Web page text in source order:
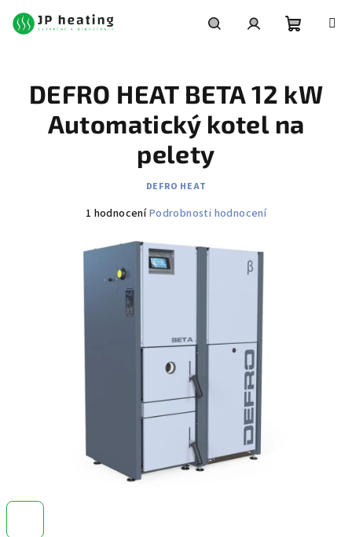
obsah
košík
DEFRO HEAT BETA 12 kW
Automatický kotel na
pelety
DEFRO HEAT
Průměrné
produktu
1 hodnoceníPodrobnosti hodnocení